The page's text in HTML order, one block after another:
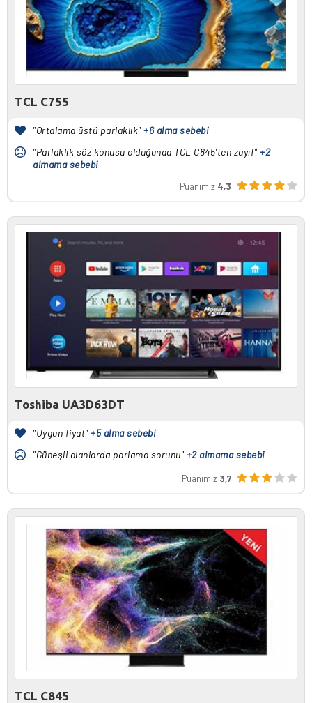
TCL C755
"Ortalama üstü parlaklık" +6 alma sebebi
"Parlaklık söz konusu olduğunda TCL C845'ten zayıf" +2
almama sebebi
Puanımız 4,3
Toshiba UA3D63DT
"Uygun fiyat" +5 alma sebebi
"Güneşli alanlarda parlama sorunu" +2 almama sebebi
Puanımız 3,7
TCL C845